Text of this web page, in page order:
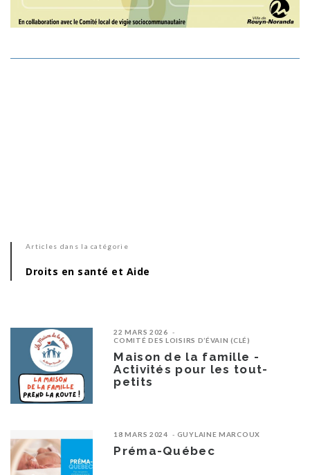
Articles dans la catégorie
Droits en santé et Aide
22 MARS 2026
COMITÉ DES LOISIRS D’ÉVAIN (CLÉ)
Maison de la famille -
Activités pour les tout-
petits
18 MARS 2024 GUYLAINE MARCOUX
Préma-Québec